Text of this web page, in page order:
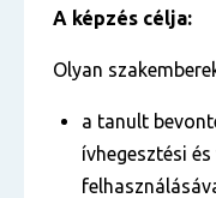
A képzés célja:
Olyan
a tanult
ívhegesztési